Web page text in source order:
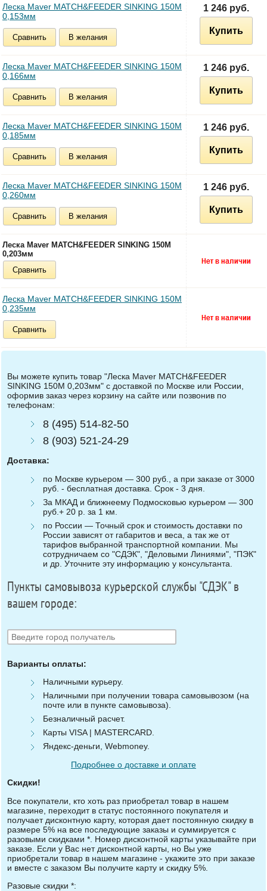
Леска Maver MATCH&FEEDER SINKING 150M
0,153мм
Сравнить В желания
1 246 руб.
Купить
Леска Maver MATCH&FEEDER SINKING 150M
0,166мм
Сравнить В желания
1 246 руб.
Купить
Леска Maver MATCH&FEEDER SINKING 150M
0,185мм
Сравнить В желания
1 246 руб.
Купить
Леска Maver MATCH&FEEDER SINKING 150M
0,260мм
Сравнить В желания
1 246 руб.
Купить
Леска Maver MATCH&FEEDER SINKING 150M
0,203мм
Сравнить
Леска Maver MATCH&FEEDER SINKING 150M
0,235мм
Сравнить
Вы можете купить товар "Леска Maver MATCH&FEEDER
SINKING 150M 0,203мм" с доставкой по Москве или России,
оформив заказ через корзину на сайте или позвонив по
телефонам:
8 (495) 514-82-50
8 (903) 521-24-29
Доставка:
по Москве курьером — 300 руб., а при заказе от 3000
руб. - бесплатная доставка. Срок - 3 дня.
За МКАД и ближнеему Подмосковью курьером — 300
руб.+ 20 р. за 1 км.
по России — Точный срок и стоимость доставки по
России зависят от габаритов и веса, а так же от
тарифов выбранной транспортной компании. Мы
сотрудничаем со "СДЭК", "Деловыми Линиями", "ПЭК"
и др. Уточните эту информацию у консультанта.
Пункты самовывоза курьерской службы "СДЭК" в
вашем городе:
Варианты оплаты:
Наличными курьеру.
Наличными при получении товара самовывозом (на
почте или в пункте самовывоза).
Безналичный расчет.
Карты VISA | MASTERCARD.
Яндекс-деньги, Webmoney.
Подробнее о доставке и оплате
Скидки!
Все покупатели, кто хоть раз приобретал товар в нашем
магазине, переходит в статус постоянного покупателя и
получает дисконтную карту, которая дает постоянную скидку в
размере 5% на все последующие заказы и суммируется с
разовыми скидками *. Номер дисконтной карты указывайте при
заказе. Если у Вас нет дисконтной карты, но Вы уже
приобретали товар в нашем магазине - укажите это при заказе
и вместе с заказом Вы получите карту и скидку 5%.
Разовые скидки *: